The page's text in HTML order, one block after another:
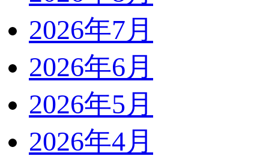
2026年7月
2026年6月
2026年5月
2026年4月